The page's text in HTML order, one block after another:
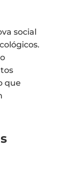
social
que